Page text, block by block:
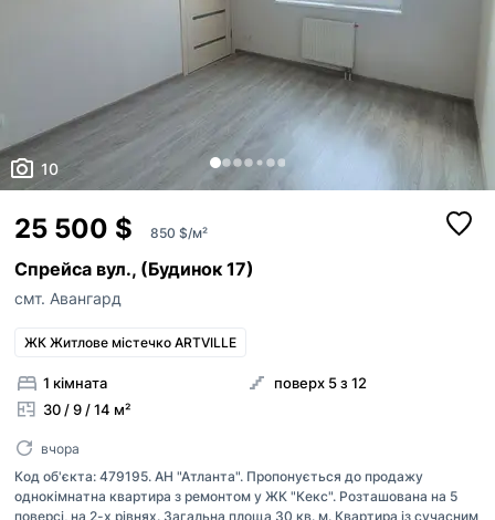
10
25 500 $ 850 $/м²
Спрейса вул., (Будинок 17)
смт. Авангард
ЖК Житлове містечко ARTVILLE
1 кімната
30 / 9 / 14 м²
поверх 5 з 12
вчора
Код об'єкта: 479195. АН "Атланта". Пропонується до продажу
однокімнатна квартира з ремонтом у ЖК "Кекс". Розташована на 5
поверсі, на 2-х рівнях. Загальна площа 30 кв. м. Квартира із сучасним